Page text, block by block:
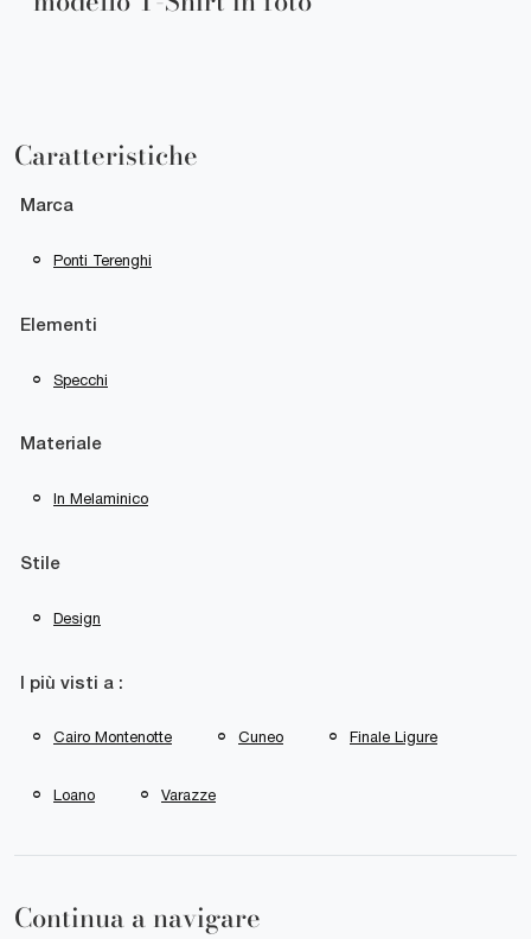
Caratteristiche
Marca
Ponti Terenghi
Elementi
Specchi
Materiale
In Melaminico
Stile
Design
I più visti a :
Cairo Montenotte Cuneo Finale Ligure
Loano Varazze
Continua a navigare